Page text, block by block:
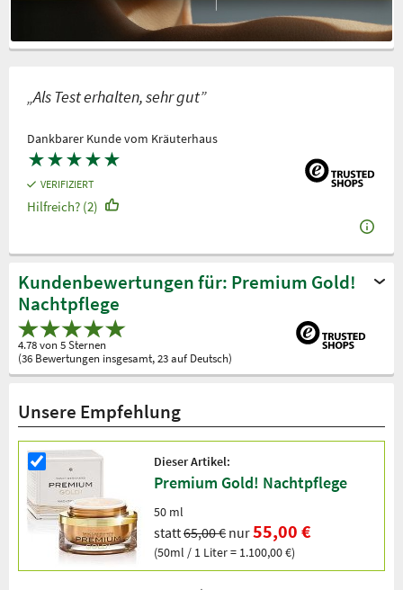
„Als Test erhalten, sehr gut”
Dankbarer Kunde vom Kräuterhaus
★★★★★
VERIFIZIERT
Hilfreich? (2)
Kundenbewertungen für: Premium Gold!
Nachtpflege
4.78 von 5 Sternen
(36 Bewertungen insgesamt, 23 auf Deutsch)
Unsere Empfehlung
Dieser Artikel:
Premium Gold! Nachtpflege
50 ml
statt65,00 € nur55,00 €
(50ml / 1 Liter = 1.100,00 €)